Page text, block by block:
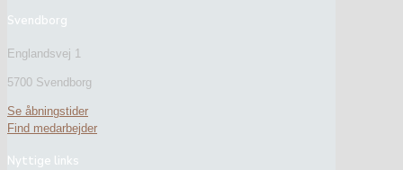
Svendborg
Englandsvej 1
5700 Svendborg
Se åbningstider
Find medarbejder
Nyttige links